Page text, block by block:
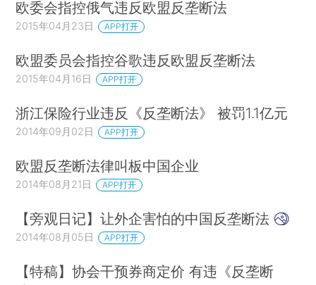
欧委会指控俄气违反欧盟反垄断法
2015年04月23日 APP打开
欧盟委员会指控谷歌违反欧盟反垄断法
2015年04月16日 APP打开
浙江保险行业违反《反垄断法》 被罚1.1亿元
2014年09月02日 APP打开
欧盟反垄断法律叫板中国企业
2014年08月21日 APP打开
【旁观日记】让外企害怕的中国反垄断法
2014年08月05日 APP打开
【特稿】协会干预券商定价 有违《反垄断